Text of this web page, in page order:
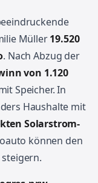
Müller19.520
. Nach Abzug der
von 1.120
Speicher. In
Haushalte mit
Solarstrom-
können den
steigern.